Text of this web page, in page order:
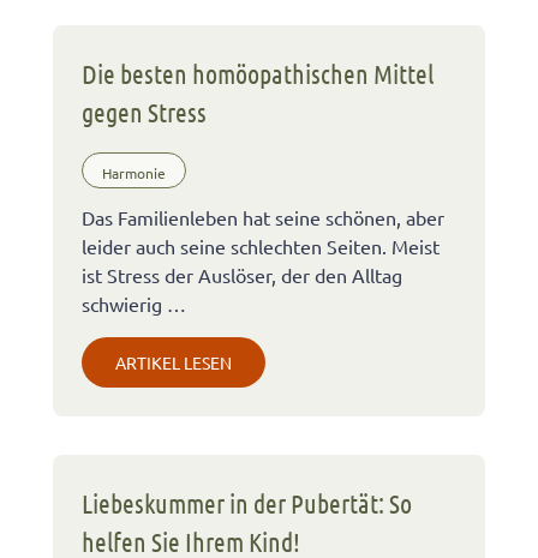
Die besten homöopathischen Mittel
gegen Stress
Harmonie
Das Familienleben hat seine schönen, aber
leider auch seine schlechten Seiten. Meist
ist Stress der Auslöser, der den Alltag
schwierig …
ARTIKEL LESEN
Liebeskummer in der Pubertät: So
helfen Sie Ihrem Kind!